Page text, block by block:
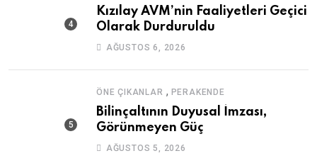
Kızılay AVM’nin Faaliyetleri Geçici
Olarak Durduruldu
AĞUSTOS 6, 2026
ÖNE ÇIKANLAR , PERAKENDE
Bilinçaltının Duyusal İmzası,
Görünmeyen Güç
AĞUSTOS 5, 2026